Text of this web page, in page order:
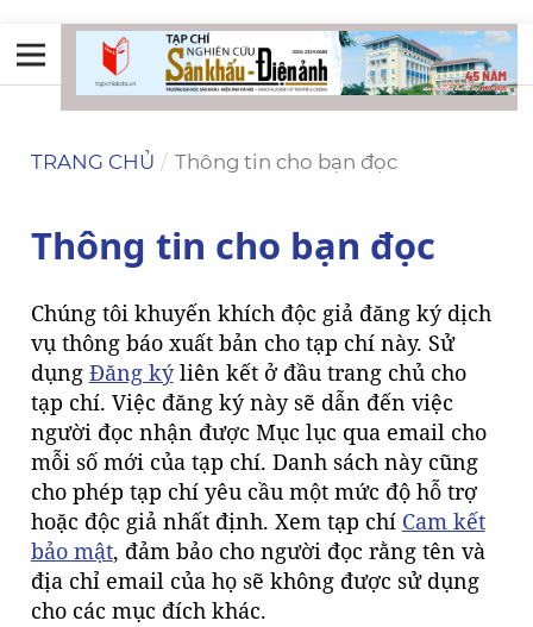
TRANG CHỦ / Thông tin cho bạn đọc
Thông tin cho bạn đọc
Chúng tôi khuyến khích độc giả đăng ký dịch
vụ thông báo xuất bản cho tạp chí này. Sử
dụng Đăng kýliên kết ở đầu trang chủ cho
tạp chí. Việc đăng ký này sẽ dẫn đến việc
người đọc nhận được Mục lục qua email cho
mỗi số mới của tạp chí. Danh sách này cũng
cho phép tạp chí yêu cầu một mức độ hỗ trợ
hoặc độc giả nhất định. Xem tạp chí Cam kết
bảo mật, đảm bảo cho người đọc rằng tên và
địa chỉ email của họ sẽ không được sử dụng
cho các mục đích khác.